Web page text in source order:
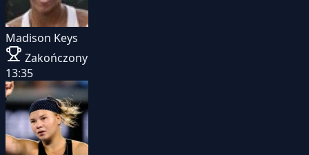
Madison Keys
Zakończony
13:35